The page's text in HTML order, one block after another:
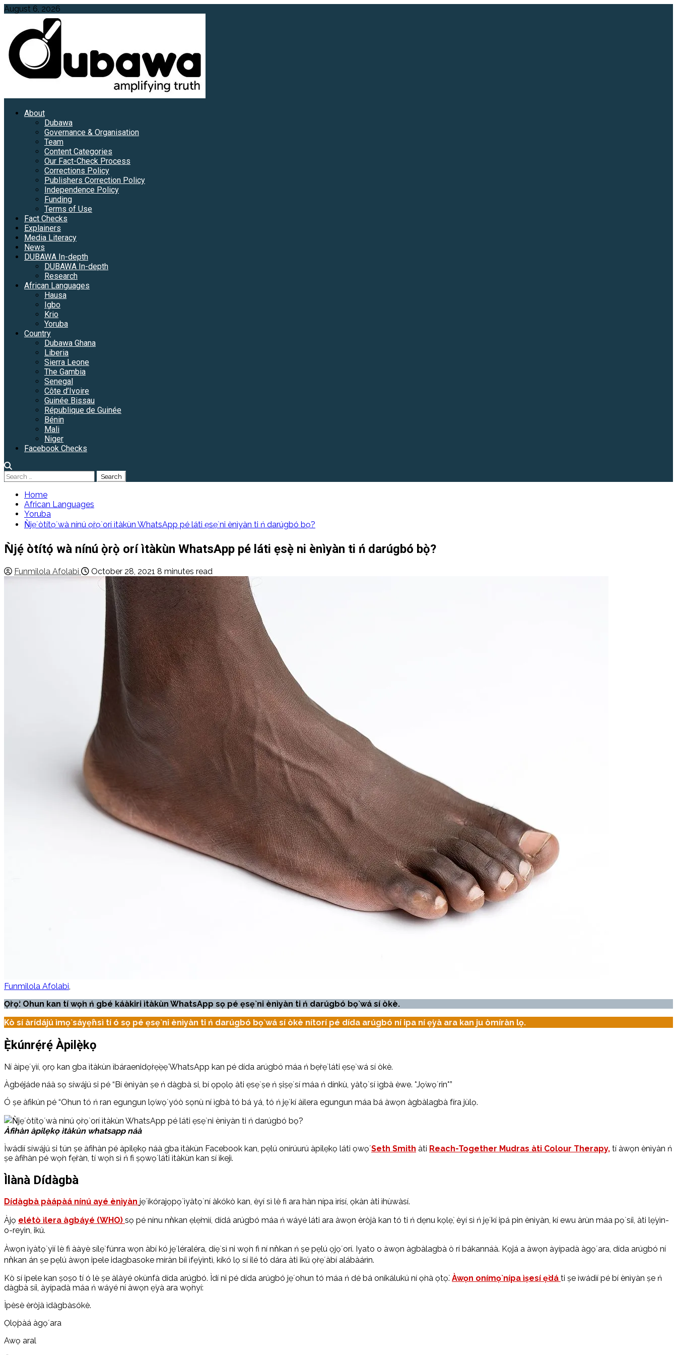
Skip
content
August 6, 2026
PrimaryAbout
Dubawa
Governance & Organisation
Team
Content Categories
Our Fact-Check Process
Corrections Policy
Publishers Correction Policy
Independence Policy
Funding
Terms of Use
Fact Checks
Explainers
Media Literacy
News
DUBAWA In-depth
DUBAWA In-depth
Research
African Languages
Hausa
Igbo
Krio
Yoruba
Country
Dubawa Ghana
Liberia
Sierra Leone
The Gambia
Senegal
Côte d’Ivoire
Guinée Bissau
République de Guinée
Bénin
Mali
Niger
Facebook Checks
Search
for:
Home
African Languages
Yoruba
Ǹjẹ́ òtítọ́ wà nínú ọ̀rọ̀ orí ìtàkùn WhatsApp pé láti ẹsẹ̀ ni ènìyàn ti ń darúgbó bọ̀?
Ǹjẹ́ òtítọ́ wà nínú ọ̀rọ̀ orí ìtàkùn WhatsApp pé láti ẹsẹ̀ ni ènìyàn ti ń darúgbó bọ̀?
Funmilola Afolabi October 28, 2021 8 minutes read
Funmilola Afolabi
Ọ̀rọ̀: Ohun kan tí wọ́n ń gbé káàkiri ìtàkùn WhatsApp sọ pé ẹsẹ̀ ni ènìyàn ti ń darúgbó bọ̀ wá sí òkè.
Kò sí àrídájú ìmọ̀ sáyẹ́ǹsì tí ó sọ pé ẹsẹ̀ ni ènìyàn ti ń darúgbó bọ̀ wá sí òkè nítorí pé dída arúgbó ní ipa ní ẹ̀yà ara kan ju òmíràn lọ.
Ẹ̀kúnrẹ́rẹ́ Àpilẹ̀kọ
Ní àìpẹ́ yìí, ọrọ kan gba ìtàkùn ìbáraenidọ́rẹ̀ẹẹ́ WhatsApp kan pé dída arúgbó máa ń bẹ̀rẹ̀ láti ẹsẹ̀ wá sí òkè.
Àgbéjáde náà sọ síwájú si pé “Bí ènìyàn ṣe ń dàgbà si, bí ọpọlọ àti ẹsẹ̀ ṣe ń ṣiṣẹ́ sí máa ń dínkù, yàtọ̀ sí ìgbà èwe. *Jọ̀wọ́ rin*”
Ó ṣe àfikún pé “Ohun tó ń ran egungun lọ́wọ́ yóò sọnù ní ìgbà tó bá yá, tó ń jẹ́ kí àìlera egungun máa bá àwọn àgbàlagbà fíra jùlọ.
Àfihàn àpilẹ̀kọ ìtàkùn whatsapp náà
Ìwádìí síwájú si tún ṣe àfihàn pé àpilẹ̀kọ náà gba ìtàkùn Facebook kan, pẹ̀lú onírúurú àpilẹ̀kọ láti ọwọ́Seth Smith àti Reach-Together Mudras àti Colour Therapy, tí àwọn ènìyàn ń
ṣe àfihàn pé wọ́n fẹ́ràn, tí wọ́n sì ń fi ṣọwọ́ láti ìtàkùn kan sí ìkejì.
Ìlànà Dídàgbà
Dídàgbà pàápàá nínú ayé ènìyàn jẹ́ ìkórajọpọ̀ ìyàtọ̀ ní àkókò kan, èyí sì lè fi ara hàn nípa ìrísí, ọkàn àti ìhùwàsí.
Àjọ elétò ìlera àgbáyé (WHO) sọ pé nínu nǹkan ẹlẹ́mìí, dídá arúgbó máa ń wáyé láti ara àwọn èròjà kan tó ti ń dẹnu kọlẹ̀, èyí sì ń jẹ́ kí ipá pin ènìyàn, kí ewu àrùn máa pọ̀ síi, àti lẹ́yìn-
o-reyìn, ikú.
Àwọn ìyàtọ̀ yìí lè fi ààyè sílẹ̀ fúnra wọn àbí kó jẹ́ léraléra, díẹ̀ sì ni wọ́n fi ní nǹkan ń ṣe pẹ̀lú ọjọ́ orí. Iyato o àwọn àgbàlagbà ò rí bákannáà. Kọjá a àwọn àyípadà àgọ́ ara, dída arúgbó ní
nǹkan án ṣe pẹ̀lú àwọn ipele idagbasoke míràn bíi ìfẹ̀yìntì, kíkó lọ sí ilé tó dára àti ikú ọ̀rẹ́ àbí alábàárìn.
Kò sí ipele kan ṣoṣo tí ó lè ṣe àlàyé okùnfà dída arúgbó. Ìdí ni pé dída arúgbó jẹ́ ohun tó máa ń dé bá oníkálukú ní ọ̀nà ọ̀tọ̀. Àwọn onímọ̀ nípa ìṣesí ẹ̀dá ti ṣe ìwádìí pé bí ènìyàn ṣe ń
dàgbà síi, àyípadà máa ń wáyé ní àwọn ẹ̀yà ara wọ̀nyí:
Ìpèsè èròjà ìdàgbàsókè.
Ọlọ́pàá àgọ́ ara
Awọ aral